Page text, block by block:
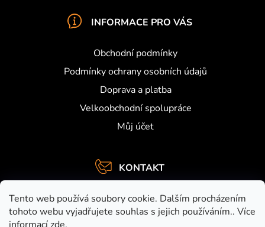
Tento web používá soubory cookie. Dalším procházením
tohoto webu vyjadřujete souhlas s jejich používáním.. Více
INFORMACE PRO VÁS
Obchodní podmínky
Podmínky ochrany osobních údajů
Doprava a platba
Velkoobchodní spolupráce
Můj účet
KONTAKT
+420734459948